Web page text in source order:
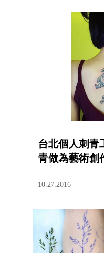
台北個人刺青
青做為藝術創
10.27.2016